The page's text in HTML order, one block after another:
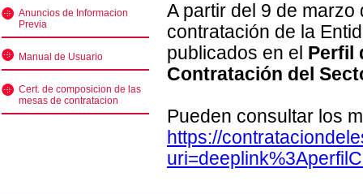
Anuncios de Informacion
Previa
Manual de Usuario
Cert. de composicion de las
mesas de contratacion
A partir del 9 de
contratación de la
publicados en el Perfil
Contratación del
Pueden consultar los
https://